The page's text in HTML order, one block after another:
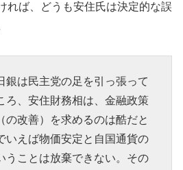
れば、どうも安住氏は決定的な誤
銀は民主党の足を引っ張って
ろ、安住財務相は、金融政策
の改善）を求めるのは酷だと
いえば物価安定と自国通貨の
うことは放棄できない。その